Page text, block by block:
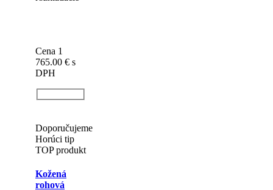
TOP
Rohová
sedačka
GABRIELA
týždňov
Rozmer:
350/225
rozkladacie